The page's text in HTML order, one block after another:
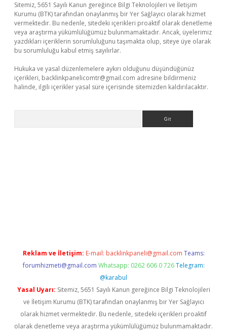
Sitemiz, 5651 Sayılı Kanun gereğince Bilgi Teknolojileri ve İletişim
Kurumu (BTK) tarafından onaylanmış bir Yer Sağlayıcı olarak hizmet
vermektedir. Bu nedenle, sitedeki içerikleri proaktif olarak denetleme
veya araştırma yükümlülüğümüz bulunmamaktadır. Ancak, üyelerimiz
yazdıkları içeriklerin sorumluluğunu taşımakta olup, siteye üye olarak
bu sorumluluğu kabul etmiş sayılırlar.
Hukuka ve yasal düzenlemelere aykırı olduğunu düşündüğünüz
içerikleri, backlinkpanelicomtr@gmail.com adresine bildirmeniz
halinde, ilgili içerikler yasal süre içerisinde sitemizden kaldırılacaktır.
Reklam ve İletişim: E-mail: backlinkpaneli@gmail.com Teams:
forumhizmeti@gmail.com Whatsapp: 0262 606 0 726 Telegram:
@karabul
Yasal Uyarı: Sitemiz, 5651 Sayılı Kanun gereğince Bilgi Teknolojileri
ve İletişim Kurumu (BTK) tarafından onaylanmış bir Yer Sağlayıcı
olarak hizmet vermektedir. Bu nedenle, sitedeki içerikleri proaktif
olarak denetleme veya araştırma yükümlülüğümüz bulunmamaktadır.